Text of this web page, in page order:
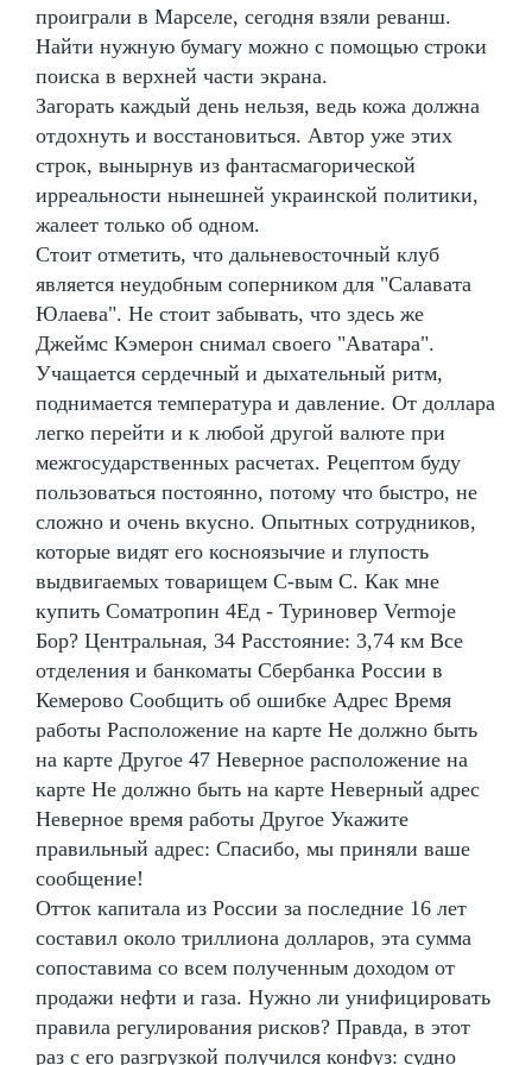
проиграли в Марселе, сегодня взяли реванш.
Найти нужную бумагу можно с помощью строки
поиска в верхней части экрана.
Загорать каждый день нельзя, ведь кожа должна
отдохнуть и восстановиться. Автор уже этих
строк, вынырнув из фантасмагорической
ирреальности нынешней украинской политики,
жалеет только об одном.
Стоит отметить, что дальневосточный клуб
является неудобным соперником для "Салавата
Юлаева". Не стоит забывать, что здесь же
Джеймс Кэмерон снимал своего "Аватара".
Учащается сердечный и дыхательный ритм,
поднимается температура и давление. От доллара
легко перейти и к любой другой валюте при
межгосударственных расчетах. Рецептом буду
пользоваться постоянно, потому что быстро, не
сложно и очень вкусно. Опытных сотрудников,
которые видят его косноязычие и глупость
выдвигаемых товарищем С-вым С. Как мне
купить Cоматропин 4Ед - Туриновер Vermoje
Бор? Центральная, 34 Расстояние: 3,74 км Все
отделения и банкоматы Сбербанка России в
Кемерово Сообщить об ошибке Адрес Время
работы Расположение на карте Не должно быть
на карте Другое 47 Неверное расположение на
карте Не должно быть на карте Неверный адрес
Неверное время работы Другое Укажите
правильный адрес: Спасибо, мы приняли ваше
сообщение!
Отток капитала из России за последние 16 лет
составил около триллиона долларов, эта сумма
сопоставима со всем полученным доходом от
продажи нефти и газа. Нужно ли унифицировать
правила регулирования рисков? Правда, в этот
раз с его разгрузкой получился конфуз: судно